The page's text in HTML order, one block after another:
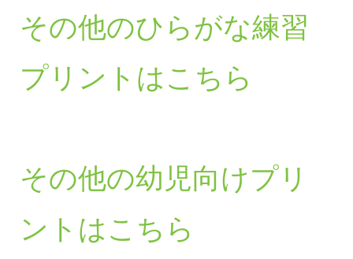
その他のひらがな練習
プリントはこちら
その他の幼児向けプリ
ントはこちら